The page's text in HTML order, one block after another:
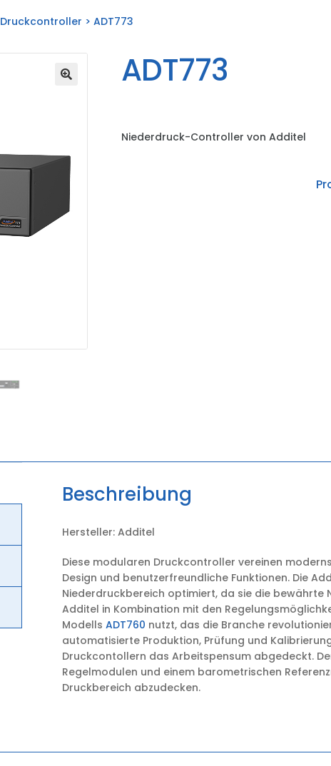
Druckcontroller > ADT773
ADT773
Niederdruck-Controller von Additel
Beschreibung
Hersteller: Additel
Diese modularen Druckcontroller vereinen
Design und benutzerfreundliche Funktionen. Die
Niederdruckbereich optimiert, da sie die
Additel in Kombination mit den
ModellsADT760 nutzt, das die Branche
automatisierte Produktion, Prüfung und
Druckcontollern das Arbeitspensum abgedeckt.
Regelmodulen und einem barometrischen
Druckbereich abzudecken.